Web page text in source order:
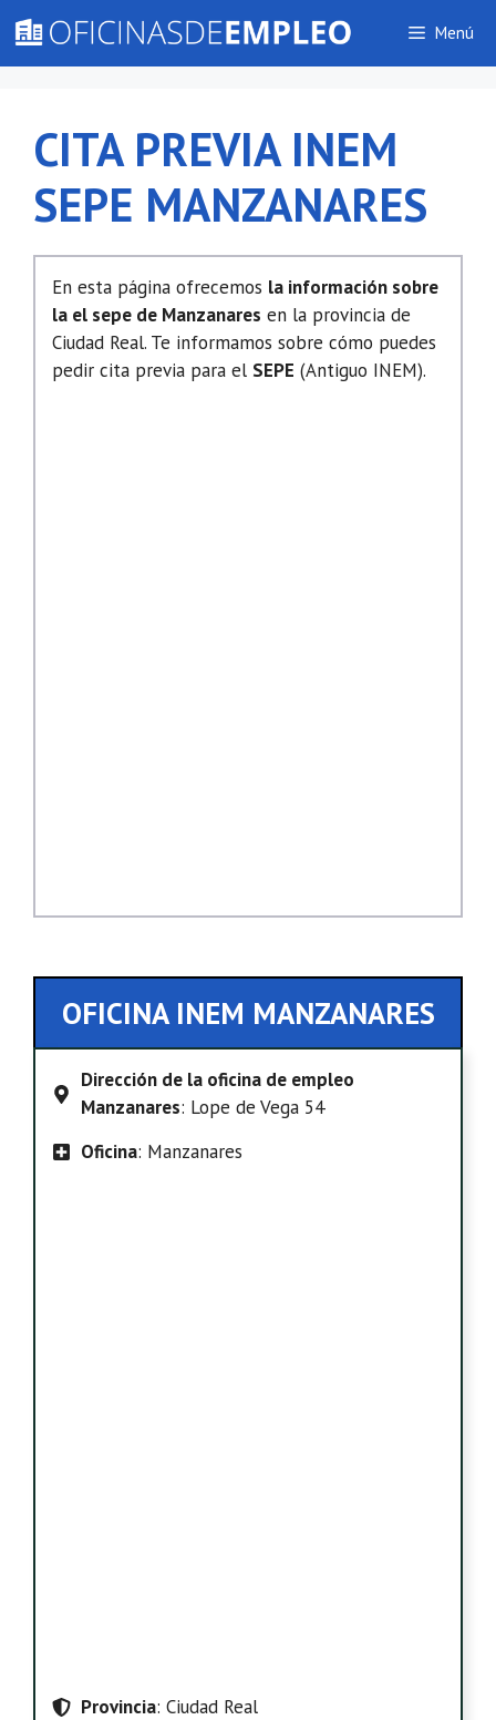
contenido
Menú
CITA PREVIA INEM
SEPE MANZANARES
En esta página ofrecemos la información sobre
la el sepe de Manzanares en la provincia de
Ciudad Real. Te informamos sobre cómo puedes
pedir cita previa para el SEPE (Antiguo INEM).
OFICINA INEM MANZANARES
Dirección de la oficina de empleo
Manzanares: Lope de Vega 54
Oficina: Manzanares
Provincia: Ciudad Real